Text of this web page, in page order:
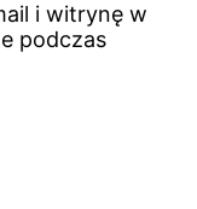
i witrynę w
podczas